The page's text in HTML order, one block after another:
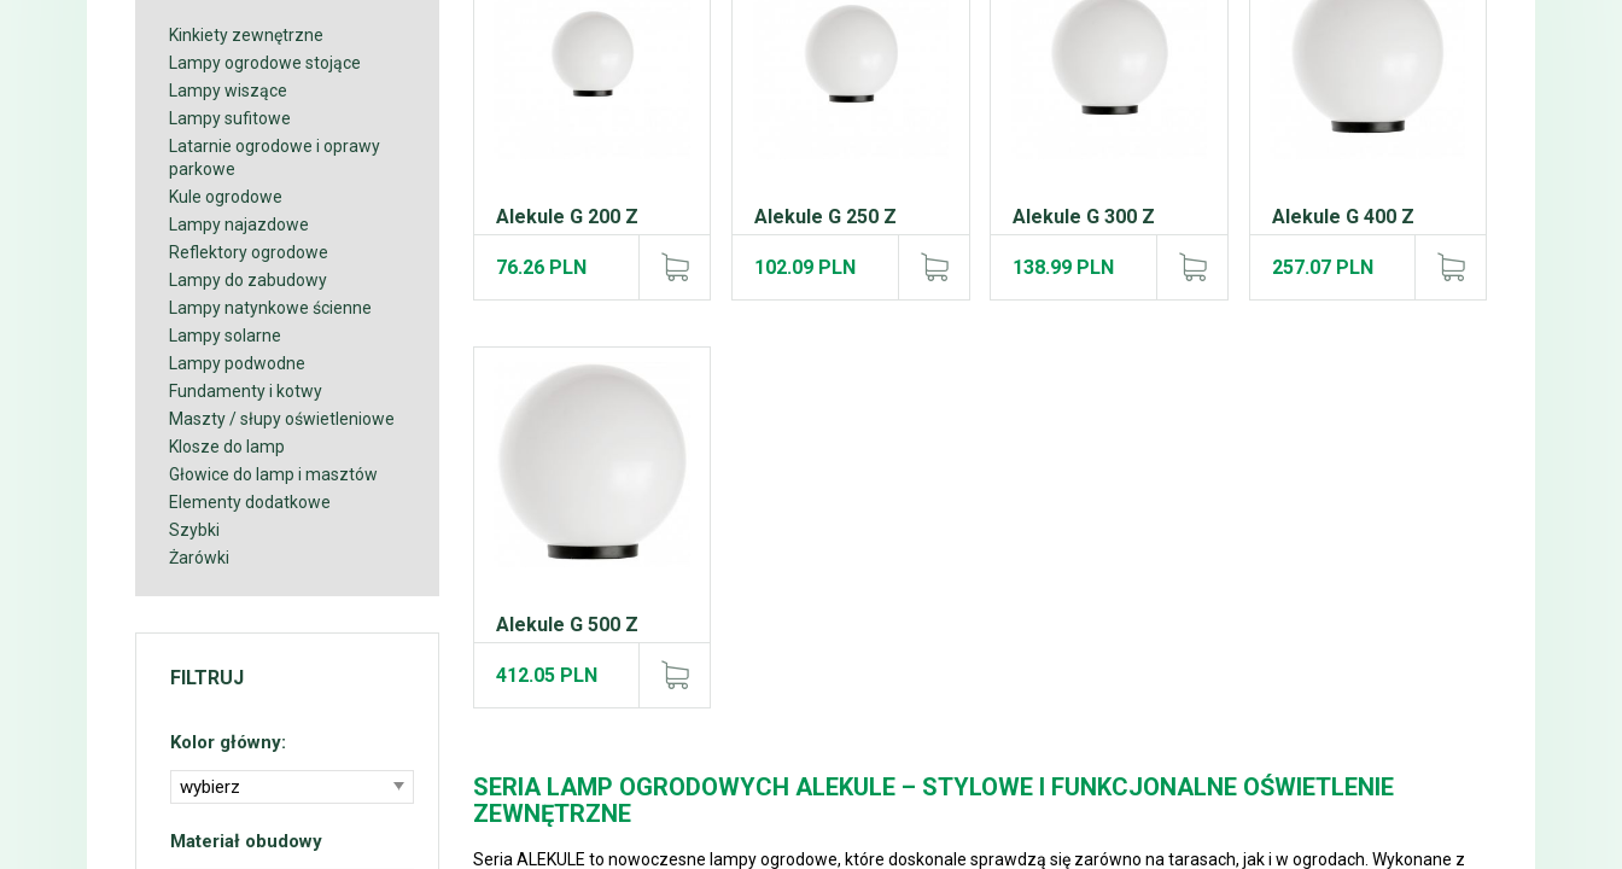
Kinkiety zewnętrzne
Lampy ogrodowe stojące
Lampy wiszące
Lampy sufitowe
Latarnie ogrodowe i oprawy
parkowe
Kule ogrodowe
Lampy najazdowe
Reflektory ogrodowe
Lampy do zabudowy
Lampy natynkowe ścienne
Lampy solarne
Lampy podwodne
Fundamenty i kotwy
Maszty / słupy oświetleniowe
Klosze do lamp
Głowice do lamp i masztów
Elementy dodatkowe
Szybki
Żarówki
FILTRUJ
Kolor główny:
wybierz
Materiał obudowy
Alekule G 200 Z
76.26 PLN
Alekule G 250 Z
102.09 PLN
Alekule G 300 Z
138.99 PLN
Alekule G 400 Z
257.07 PLN
Alekule G 500 Z
412.05 PLN
SERIA LAMP OGRODOWYCH ALEKULE – STYLOWE I FUNKCJONALNE OŚWIETLENIE
ZEWNĘTRZNE
Seria ALEKULE to nowoczesne lampy ogrodowe, które doskonale sprawdzą się zarówno na tarasach, jak i w ogrodach. Wykonane z